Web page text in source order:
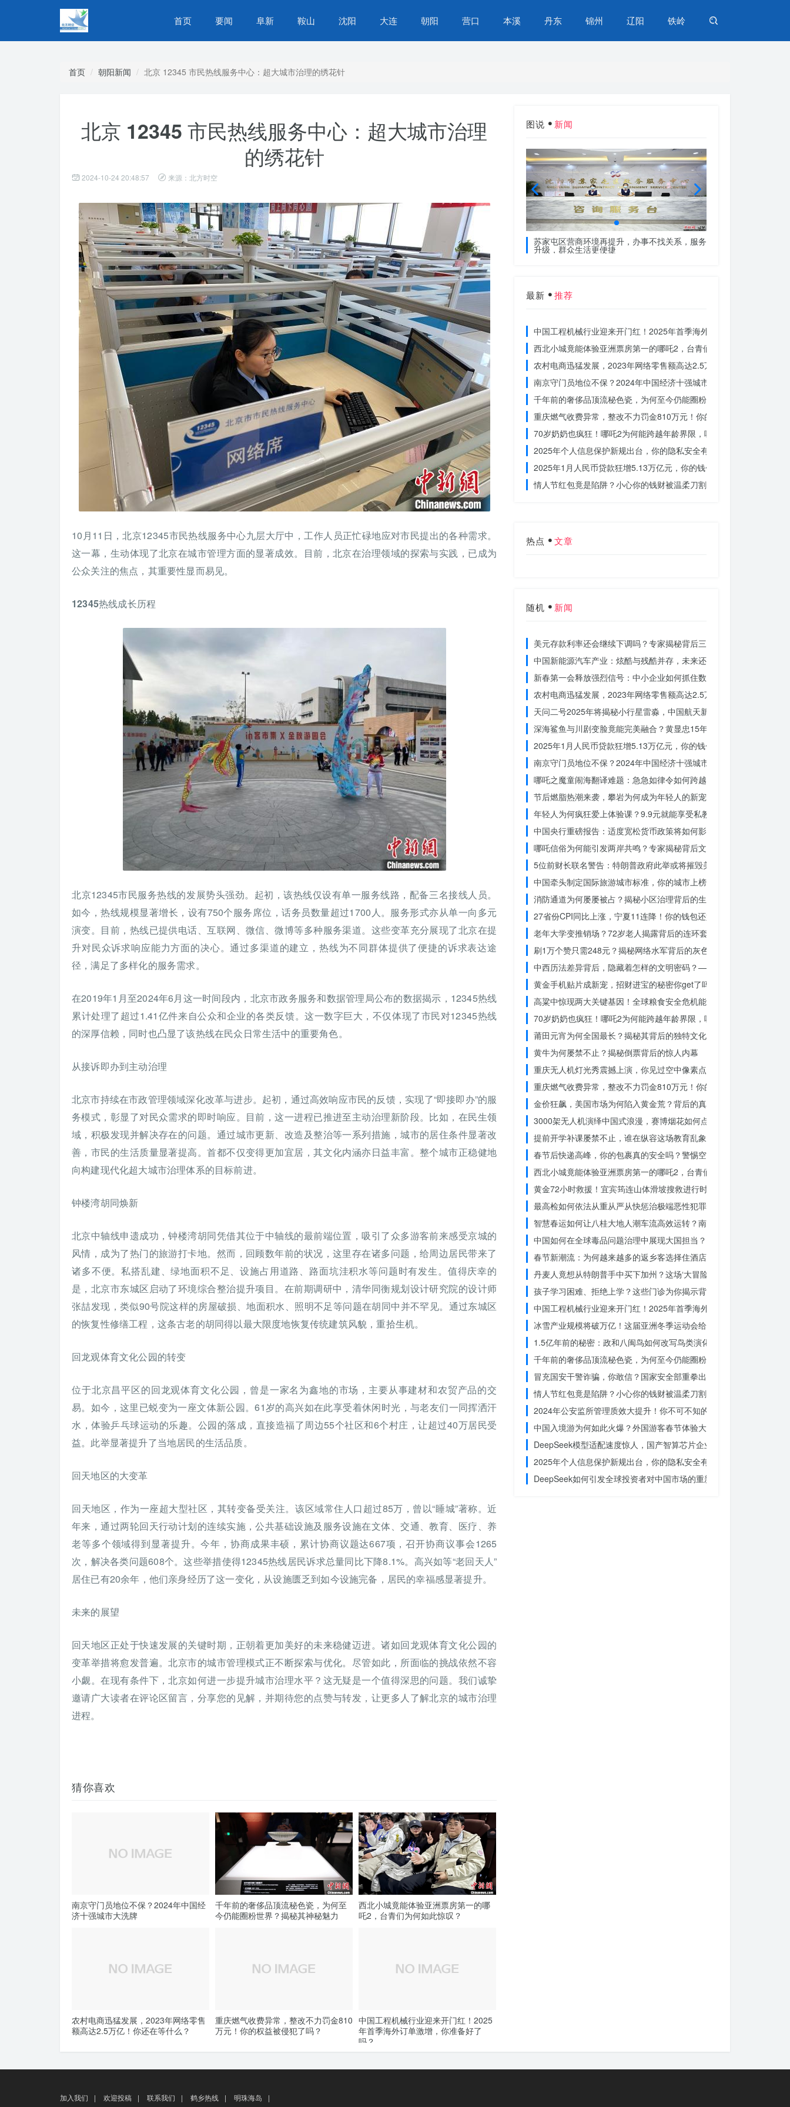
首页 要闻 阜新 鞍山 沈阳 大连 朝阳 营口 本溪 丹东 锦州 辽阳 铁岭
首页 朝阳新闻 北京 12345 市民热线服务中心：超大城市治理的绣花针
北京 12345 市民热线服务中心：超大城市治理
的绣花针
2024-10-24 20:48:57 来源：北方时空
10月11日，北京12345市民热线服务中心九层大厅中，工作人员正忙碌地应对市民提出的各种需求。
这一幕，生动体现了北京在城市管理方面的显著成效。目前，北京在治理领域的探索与实践，已成为
公众关注的焦点，其重要性显而易见。
12345热线成长历程
北京12345市民服务热线的发展势头强劲。起初，该热线仅设有单一服务线路，配备三名接线人员。
如今，热线规模显著增长，设有750个服务席位，话务员数量超过1700人。服务形式亦从单一向多元
演变。目前，热线已提供电话、互联网、微信、微博等多种服务渠道。这些变革充分展现了北京在提
升对民众诉求响应能力方面的决心。通过多渠道的建立，热线为不同群体提供了便捷的诉求表达途
径，满足了多样化的服务需求。
在2019年1月至2024年6月这一时间段内，北京市政务服务和数据管理局公布的数据揭示，12345热线
累计处理了超过1.41亿件来自公众和企业的各类反馈。这一数字巨大，不仅体现了市民对12345热线
的深厚信赖，同时也凸显了该热线在民众日常生活中的重要角色。
从接诉即办到主动治理
北京市持续在市政管理领域深化改革与进步。起初，通过高效响应市民的反馈，实现了“即接即办”的服
务模式，彰显了对民众需求的即时响应。目前，这一进程已推进至主动治理新阶段。比如，在民生领
域，积极发现并解决存在的问题。通过城市更新、改造及整治等一系列措施，城市的居住条件显著改
善，市民的生活质量显著提高。首都不仅变得更加宜居，其文化内涵亦日益丰富。整个城市正稳健地
向构建现代化超大城市治理体系的目标前进。
钟楼湾胡同焕新
北京中轴线申遗成功，钟楼湾胡同凭借其位于中轴线的最前端位置，吸引了众多游客前来感受京城的
风情，成为了热门的旅游打卡地。然而，回顾数年前的状况，这里存在诸多问题，给周边居民带来了
诸多不便。私搭乱建、绿地面积不足、设施占用道路、路面坑洼积水等问题时有发生。值得庆幸的
是，北京市东城区启动了环境综合整治提升项目。在前期调研中，清华同衡规划设计研究院的设计师
张喆发现，类似90号院这样的房屋破损、地面积水、照明不足等问题在胡同中并不罕见。通过东城区
的恢复性修缮工程，这条古老的胡同得以最大限度地恢复传统建筑风貌，重拾生机。
回龙观体育文化公园的转变
位于北京昌平区的回龙观体育文化公园，曾是一家名为鑫地的市场，主要从事建材和农贸产品的交
易。如今，这里已蜕变为一座文体新公园。61岁的高兴如在此享受着休闲时光，与老友们一同挥洒汗
水，体验乒乓球运动的乐趣。公园的落成，直接造福了周边55个社区和6个村庄，让超过40万居民受
益。此举显著提升了当地居民的生活品质。
回天地区的大变革
回天地区，作为一座超大型社区，其转变备受关注。该区域常住人口超过85万，曾以“睡城”著称。近
年来，通过两轮回天行动计划的连续实施，公共基础设施及服务设施在文体、交通、教育、医疗、养
老等多个领域得到显著提升。今年，协商成果丰硕，累计协商议题达667项，召开协商议事会1265
次，解决各类问题608个。这些举措使得12345热线居民诉求总量同比下降8.1%。高兴如等“老回天人”
居住已有20余年，他们亲身经历了这一变化，从设施匮乏到如今设施完备，居民的幸福感显著提升。
未来的展望
回天地区正处于快速发展的关键时期，正朝着更加美好的未来稳健迈进。诸如回龙观体育文化公园的
变革举措将愈发普遍。北京市的城市管理模式正不断探索与优化。尽管如此，所面临的挑战依然不容
小觑。在现有条件下，北京如何进一步提升城市治理水平？这无疑是一个值得深思的问题。我们诚挚
邀请广大读者在评论区留言，分享您的见解，并期待您的点赞与转发，让更多人了解北京的城市治理
进程。
猜你喜欢
南京守门员地位不保？2024年中国经
济十强城市大洗牌
千年前的奢侈品顶流秘色瓷，为何至
今仍能圈粉世界？揭秘其神秘魅力
西北小城竟能体验亚洲票房第一的哪
吒2，台青们为何如此惊叹？
农村电商迅猛发展，2023年网络零售
额高达2.5万亿！你还在等什么？
重庆燃气收费异常，整改不力罚金810
万元！你的权益被侵犯了吗？
中国工程机械行业迎来开门红！2025
年首季海外订单激增，你准备好了
吗？
图说 新闻
苏家屯区营商环境再提升，办事不找关系，服务
升级，群众生活更便捷
苏家屯区营商环境再提升，办事不找关系，服务
升级，群众生活更便捷
最新 推荐
中国工程机械行业迎来开门红！2025年首季海外订单激增，你准备好
西北小城竟能体验亚洲票房第一的哪吒2，台青们为何如此惊叹？
农村电商迅猛发展，2023年网络零售额高达2.5万亿！你还在等什么？
南京守门员地位不保？2024年中国经济十强城市大洗牌
千年前的奢侈品顶流秘色瓷，为何至今仍能圈粉世界？揭秘其神秘魅力
重庆燃气收费异常，整改不力罚金810万元！你的权益被侵犯了吗？
70岁奶奶也疯狂！哪吒2为何能跨越年龄界限，吸引全民观影？
2025年个人信息保护新规出台，你的隐私安全有保障了吗？
2025年1月人民币贷款狂增5.13万亿元，你的钱包准备好了吗？
情人节红包竟是陷阱？小心你的钱财被温柔刀割走
热点 文章
随机 新闻
美元存款利率还会继续下调吗？专家揭秘背后三大原因
中国新能源汽车产业：炫酷与残酷并存，未来还能走多远？
新春第一会释放强烈信号：中小企业如何抓住数字化转型的机遇？
农村电商迅猛发展，2023年网络零售额高达2.5万亿！你还在等什么？
天问二号2025年将揭秘小行星雷淼，中国航天新时代即将开启
深海鲨鱼与川剧变脸竟能完美融合？黄显忠15年水下默剧惊艳全场
2025年1月人民币贷款狂增5.13万亿元，你的钱包准备好了吗？
南京守门员地位不保？2024年中国经济十强城市大洗牌
哪吒之魔童闹海翻译难题：急急如律令如何跨越文化鸿沟？
节后燃脂热潮来袭，攀岩为何成为年轻人的新宠？
年轻人为何疯狂爱上体验课？9.9元就能享受私教课的秘密
中国央行重磅报告：适度宽松货币政策将如何影响你的消费？
哪吒信俗为何能引发两岸共鸣？专家揭秘背后文化符号的力量
5位前财长联名警告：特朗普政府此举或将摧毁美国信誉？
中国牵头制定国际旅游城市标准，你的城市上榜了吗？
消防通道为何屡屡被占？揭秘小区治理背后的生命线危机
27省份CPI同比上涨，宁夏11连降！你的钱包还好吗？
老年大学变推销场？72岁老人揭露背后的连环套
刷1万个赞只需248元？揭秘网络水军背后的灰色产业链
中西历法差异背后，隐藏着怎样的文明密码？——专访南京大学周礼
黄金手机贴片成新宠，招财进宝的秘密你get了吗？
高粱中惊现两大关键基因！全球粮食安全危机能否就此终结？
70岁奶奶也疯狂！哪吒2为何能跨越年龄界限，吸引全民观影？
莆田元宵为何全国最长？揭秘其背后的独特文化价值
黄牛为何屡禁不止？揭秘倒票背后的惊人内幕
重庆无人机灯光秀震撼上演，你见过空中像素点的奇迹吗？
重庆燃气收费异常，整改不力罚金810万元！你的权益被侵犯了吗？
金价狂飙，美国市场为何陷入黄金荒？背后的真相令人
3000架无人机演绎中国式浪漫，赛博烟花如何点亮夜空？
提前开学补课屡禁不止，谁在纵容这场教育乱象？
春节后快递高峰，你的包裹真的安全吗？警惕空包诈骗
西北小城竟能体验亚洲票房第一的哪吒2，台青们为何如此惊叹？
黄金72小时救援！宜宾筠连山体滑坡搜救进行时，无人机遥感技术助力
最高检如何依法从重从严从快惩治极端恶性犯罪？揭秘重大案件背后
智慧春运如何让八桂大地人潮车流高效运转？南宁铁路枢纽的秘密武
中国如何在全球毒品问题治理中展现大国担当？揭秘中国方案的独特
春节新潮流：为何越来越多的返乡客选择住酒店而不是家里？
丹麦人竟想从特朗普手中买下加州？这场‘大冒险’背后藏着什么秘密
孩子学习困难、拒绝上学？这些门诊为你揭示背后的真相
中国工程机械行业迎来开门红！2025年首季海外订单激增，你准备好
冰雪产业规模将破万亿！这届亚洲冬季运动会给浙江企业带来哪些商
1.5亿年前的秘密：政和八闽鸟如何改写鸟类演化历史？
千年前的奢侈品顶流秘色瓷，为何至今仍能圈粉世界？揭秘其神秘魅力
冒充国安干警诈骗，你敢信？国家安全部重拳出击，犯罪团伙被一网
情人节红包竟是陷阱？小心你的钱财被温柔刀割走
2024年公安监所管理质效大提升！你不可不知的法治文明新举措
中国入境游为何如此火爆？外国游客春节体验大揭秘
DeepSeek模型适配速度惊人，国产智算芯片企业仅用一周完成！未
2025年个人信息保护新规出台，你的隐私安全有保障了吗？
DeepSeek如何引发全球投资者对中国市场的重新评估？
加入我们 | 欢迎投稿 | 联系我们 | 鹤乡热线 | 明珠海岛 |